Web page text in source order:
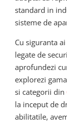
standard in
sisteme de
Cu siguranta
legate de
aprofundezi
explorezi
si categorii din
la inceput de
abilitatile,